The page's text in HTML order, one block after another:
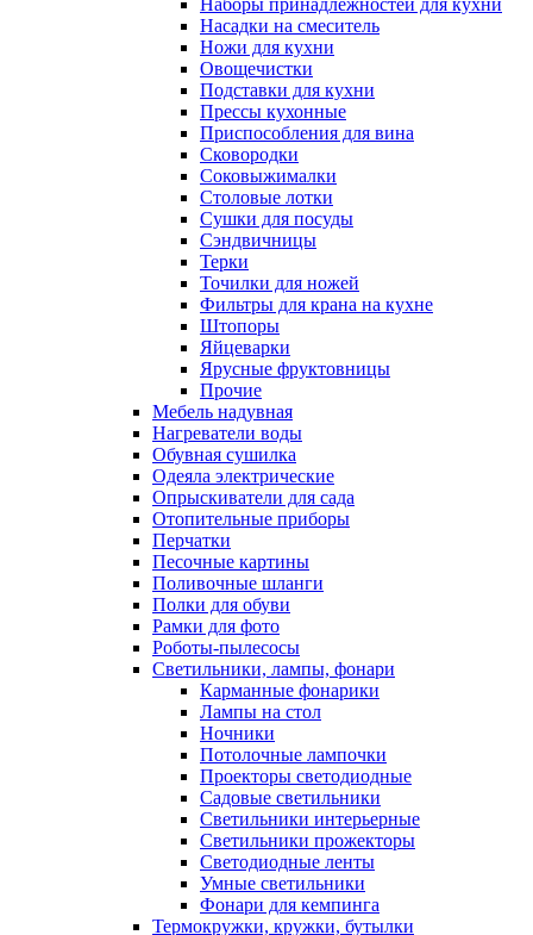
Наборы принадлежностей для кухни
Насадки на смеситель
Ножи для кухни
Овощечистки
Подставки для кухни
Прессы кухонные
Приспособления для вина
Сковородки
Соковыжималки
Столовые лотки
Сушки для посуды
Сэндвичницы
Терки
Точилки для ножей
Фильтры для крана на кухне
Штопоры
Яйцеварки
Ярусные фруктовницы
Прочие
Мебель надувная
Нагреватели воды
Обувная сушилка
Одеяла электрические
Опрыскиватели для сада
Отопительные приборы
Перчатки
Песочные картины
Поливочные шланги
Полки для обуви
Рамки для фото
Роботы-пылесосы
Светильники, лампы, фонари
Карманные фонарики
Лампы на стол
Ночники
Потолочные лампочки
Проекторы светодиодные
Садовые светильники
Светильники интерьерные
Светильники прожекторы
Светодиодные ленты
Умные светильники
Фонари для кемпинга
Термокружки, кружки, бутылки